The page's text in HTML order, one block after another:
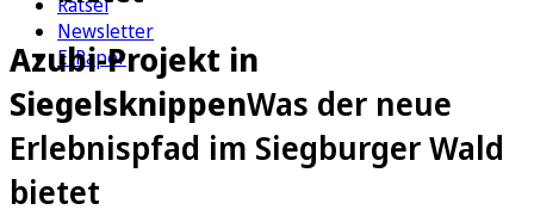
Newsletter
E-Paper
Azubi-Projekt in
SiegelsknippenWas der neue
Erlebnispfad im Siegburger Wald
bietet